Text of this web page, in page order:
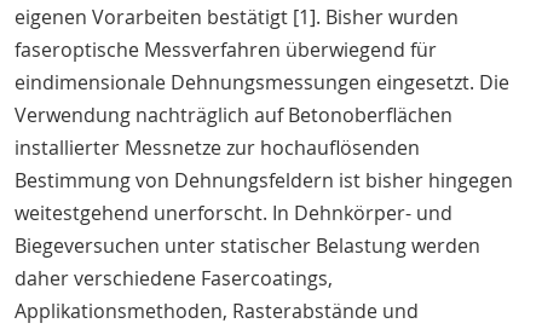
eigenen Vorarbeiten bestätigt [1]. Bisher wurden
faseroptische Messverfahren überwiegend für
eindimensionale Dehnungsmessungen eingesetzt. Die
Verwendung nachträglich auf Betonoberflächen
installierter Messnetze zur hochauflösenden
Bestimmung von Dehnungsfeldern ist bisher hingegen
weitestgehend unerforscht. In Dehnkörper- und
Biegeversuchen unter statischer Belastung werden
daher verschiedene Fasercoatings,
Applikationsmethoden, Rasterabstände und